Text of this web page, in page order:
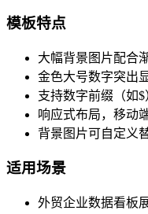
模板特点
大幅背景图片配合
金色大号数字突出
支持数字前缀（如
响应式布局，移动
背景图片可自定义
适用场景
外贸企业数据看板